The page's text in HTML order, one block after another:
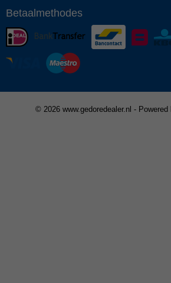
Betaalmethodes
© 2026 www.gedoredealer.nl - Powered